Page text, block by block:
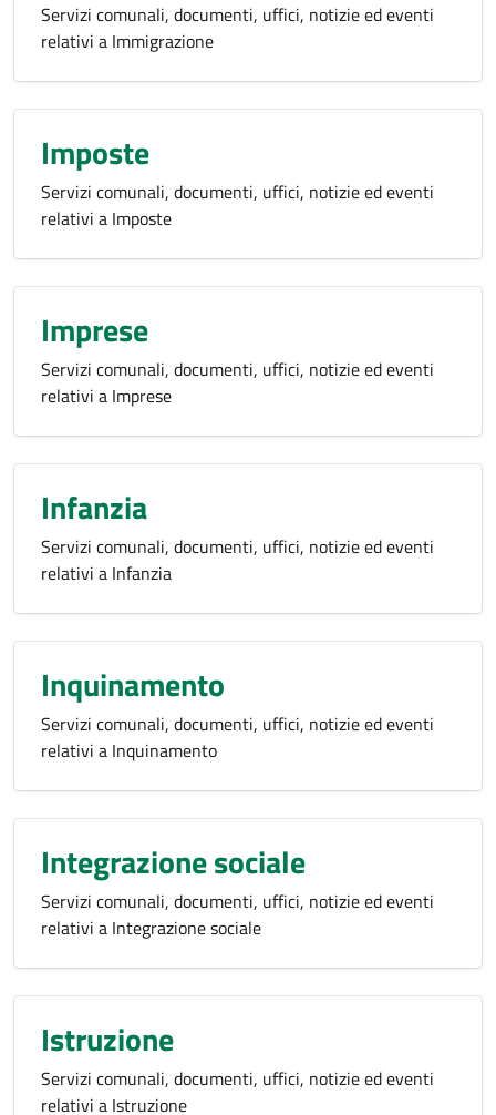
Servizi comunali, documenti, uffici, notizie ed eventi
relativi a Immigrazione
Imposte
Servizi comunali, documenti, uffici, notizie ed eventi
relativi a Imposte
Imprese
Servizi comunali, documenti, uffici, notizie ed eventi
relativi a Imprese
Infanzia
Servizi comunali, documenti, uffici, notizie ed eventi
relativi a Infanzia
Inquinamento
Servizi comunali, documenti, uffici, notizie ed eventi
relativi a Inquinamento
Integrazione sociale
Servizi comunali, documenti, uffici, notizie ed eventi
relativi a Integrazione sociale
Istruzione
Servizi comunali, documenti, uffici, notizie ed eventi
relativi a Istruzione